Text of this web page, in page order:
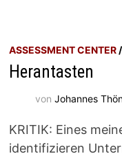
ASSESSMENT CENTER
Herantasten
vonJohannes
KRITIK: Eines
identifizieren